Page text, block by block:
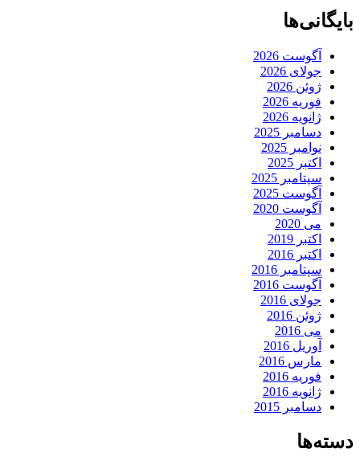
بایگانی‌ها
آگوست 2026
جولای 2026
ژوئن 2026
فوریه 2026
ژانویه 2026
دسامبر 2025
نوامبر 2025
اکتبر 2025
سپتامبر 2025
آگوست 2025
آگوست 2020
می 2020
اکتبر 2019
اکتبر 2016
سپتامبر 2016
آگوست 2016
جولای 2016
ژوئن 2016
می 2016
آوریل 2016
مارس 2016
فوریه 2016
ژانویه 2016
دسامبر 2015
دسته‌ها